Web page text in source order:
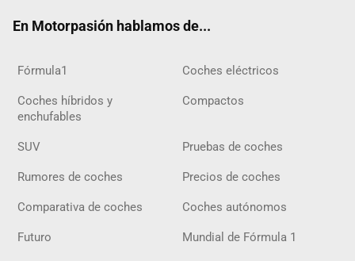
En Motorpasión hablamos de...
Fórmula1 Coches eléctricos
Coches híbridos y
enchufables
Compactos
SUV Pruebas de coches
Rumores de coches Precios de coches
Comparativa de coches Coches autónomos
Futuro Mundial de Fórmula 1